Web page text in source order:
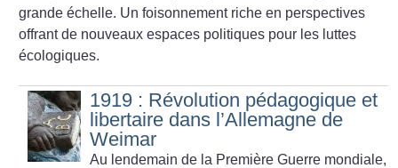
grande échelle. Un foisonnement riche en perspectives
offrant de nouveaux espaces politiques pour les luttes
écologiques.
1919 : Révolution pédagogique et
libertaire dans l’Allemagne de
Weimar
Au lendemain de la Première Guerre mondiale,